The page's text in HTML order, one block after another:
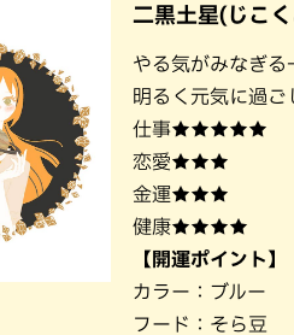
二黒土星(じこ
やる気がみなぎる
明るく元気に過ご
仕事★★★★★
恋愛★★★
金運★★★
健康★★★★
【開運ポイント】
カラー：ブルー
フード：そら豆